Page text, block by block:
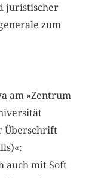
juristischer
zum
am »Zentrum
Überschrift
auch mit Soft